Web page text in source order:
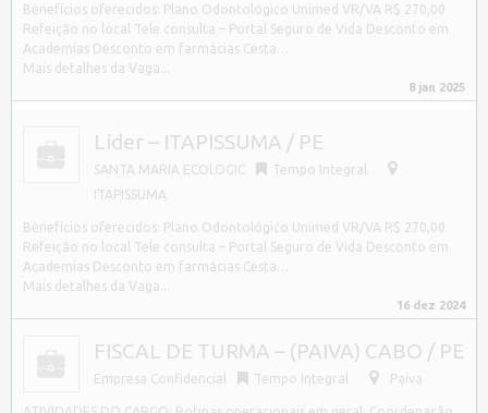
Benefícios oferecidos: Plano Odontológico Unimed VR/VA R$ 270,00
Refeição no local Tele consulta – Portal Seguro de Vida Desconto em
Academias Desconto em farmácias Cesta…
Mais detalhes da Vaga...
8 jan 2025
Líder – ITAPISSUMA / PE
SANTA MARIA ECOLOGIC
Tempo Integral
ITAPISSUMA
Benefícios oferecidos: Plano Odontológico Unimed VR/VA R$ 270,00
Refeição no local Tele consulta – Portal Seguro de Vida Desconto em
Academias Desconto em farmácias Cesta…
Mais detalhes da Vaga...
16 dez 2024
FISCAL DE TURMA – (PAIVA) CABO / PE
Empresa Confidencial Tempo Integral Paiva